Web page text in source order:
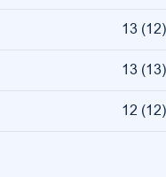
13 (12)
13 (13)
12 (12)